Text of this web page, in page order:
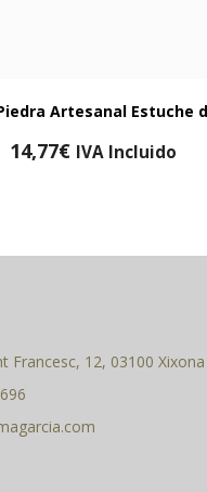
Artesanal Estuche
14,77€ IVA Incluido
Francesc, 12, 03100